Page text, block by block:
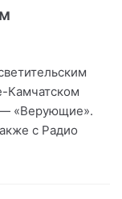
Камчатском
— «Верующие».
с Радио